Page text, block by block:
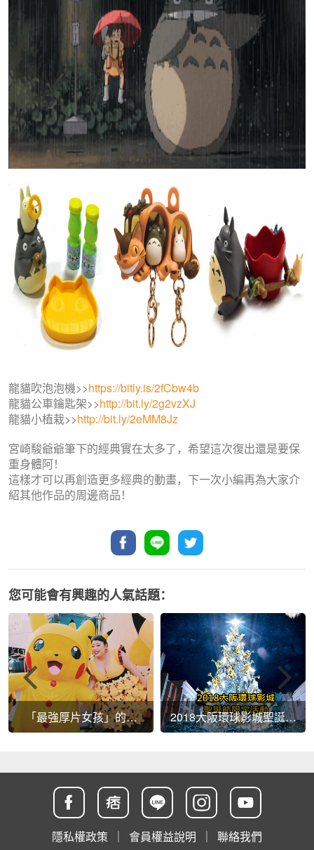
龍貓吹泡泡機>>https://bitly.is/2fCbw4b
龍貓公車鑰匙架>>http://bit.ly/2g2vzXJ
龍貓小植栽>>http://bit.ly/2eMM8Jz
宮崎駿爺爺筆下的經典實在太多了，希望這次復出還是要保
重身體阿！
這樣才可以再創造更多經典的動畫，下一次小編再為大家介
紹其他作品的周邊商品！
您可能會有興趣的人氣話題：
「最強厚片女孩」的魅
2018大阪環球影城聖誕節
隱私權政策 ｜ 會員權益說明 ｜ 聯絡我們